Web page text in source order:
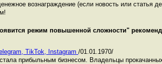
вознаграждение (если новость или статья
режим повышенной сложности"
TikTok, Instagram /01.01.1970/
прибыльным бизнесом. Владельцы